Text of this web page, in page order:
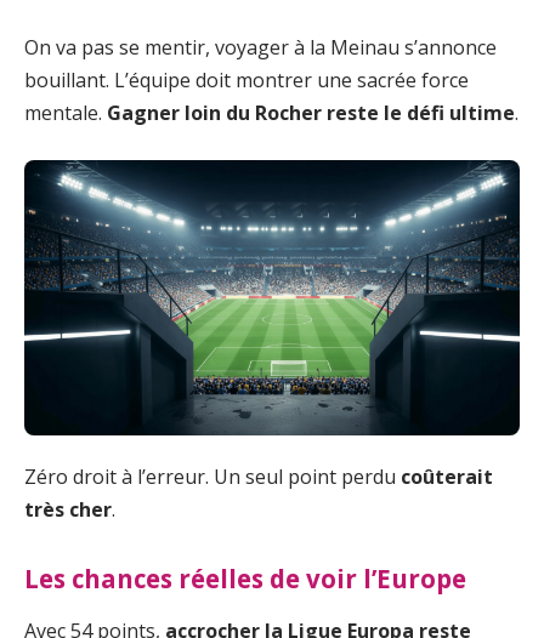
On va pas se mentir, voyager à la Meinau s’annonce
bouillant. L’équipe doit montrer une sacrée force
mentale. Gagner loin du Rocher reste le défi ultime.
Zéro droit à l’erreur. Un seul point perdu coûterait
très cher.
Les chances réelles de voir l’Europe
Avec 54 points, accrocher la Ligue Europa reste